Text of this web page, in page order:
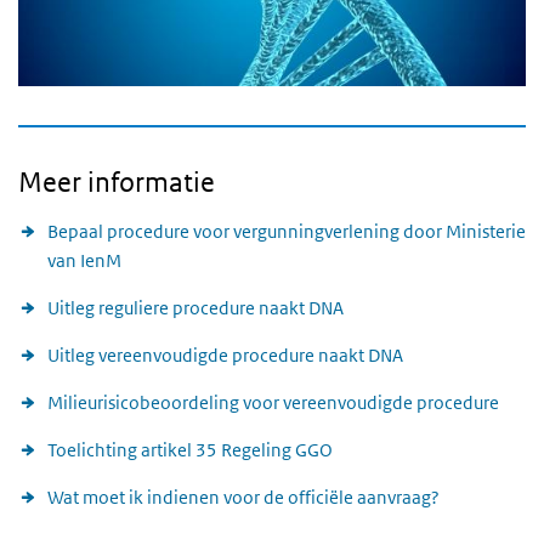
Meer informatie
Bepaal procedure voor vergunningverlening door Ministerie
van IenM
Uitleg reguliere procedure naakt DNA
Uitleg vereenvoudigde procedure naakt DNA
Milieurisicobeoordeling voor vereenvoudigde procedure
Toelichting artikel 35 Regeling GGO
Wat moet ik indienen voor de officiële aanvraag?